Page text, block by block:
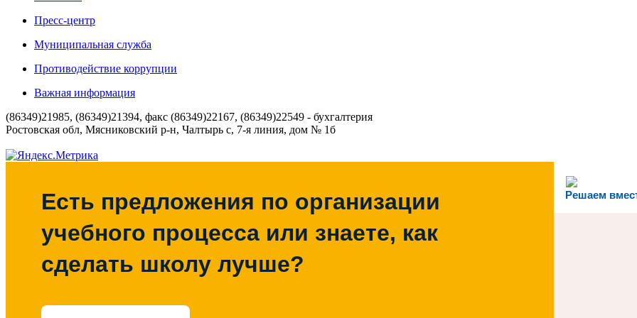
Пресс-центр
Муниципальная служба
Противодействие коррупции
Важная информация
(86349)21985, (86349)21394, факс (86349)22167, (86349)22549 - бухгалтерия
Ростовская обл, Мясниковский р-н, Чалтырь с, 7-я линия, дом № 1б
Решаем
Есть предложения по организации
учебного процесса или знаете, как
сделать школу лучше?